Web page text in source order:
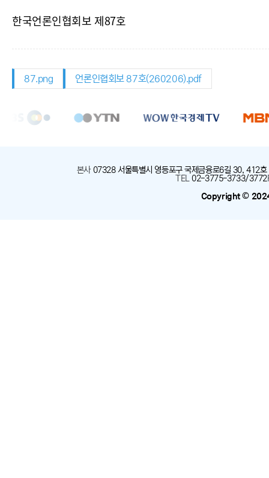
한국언론인협회보 제87호
87.png 언론인협회보 87호(260206).pdf
본사 07328 서울특별시 영등포구 국제금융로6길 30, 412호
TEL
:02-3775-3733/3772
Copyright © 2024